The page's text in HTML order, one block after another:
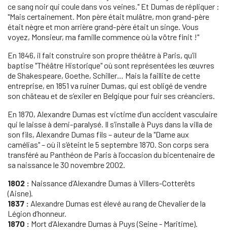
ce sang noir qui coule dans vos veines." Et Dumas de répliquer :
"Mais certainement. Mon père était mulâtre, mon grand-père
était nègre et mon arrière grand-père était un singe. Vous
voyez, Monsieur, ma famille commence où la vôtre finit !"
En 1846, il fait construire son propre théâtre à Paris, qu’il
baptise "Théâtre Historique" où sont représentées les œuvres
de Shakespeare, Goethe, Schiller… Mais la faillite de cette
entreprise, en 1851 va ruiner Dumas, qui est obligé de vendre
son château et de s’exiler en Belgique pour fuir ses créanciers.
En 1870, Alexandre Dumas est victime d’un accident vasculaire
qui le laisse à demi-paralysé. Il s’installe à Puys dans la villa de
son fils, Alexandre Dumas fils – auteur de la "Dame aux
camélias" – où il s’éteint le 5 septembre 1870. Son corps sera
transféré au Panthéon de Paris à l’occasion du bicentenaire de
sa naissance le 30 novembre 2002.
1802 : Naissance d’Alexandre Dumas à Villers-Cotterêts
(Aisne).
1837 : Alexandre Dumas est élevé au rang de Chevalier de la
Légion d’honneur.
1870 : Mort d’Alexandre Dumas à Puys (Seine - Maritime).